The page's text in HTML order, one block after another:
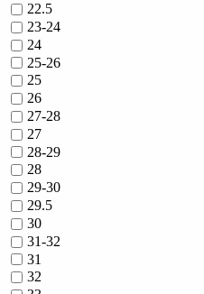
22.5
23-24
24
25-26
25
26
27-28
27
28-29
28
29-30
29.5
30
31-32
31
32